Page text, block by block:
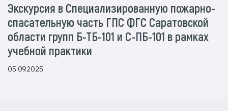
Экскурсия в Специализированную пожарно-
спасательную часть ГПС ФГС Саратовской
области групп Б-ТБ-101 и С-ПБ-101 в рамках
учебной практики
05.09.2025